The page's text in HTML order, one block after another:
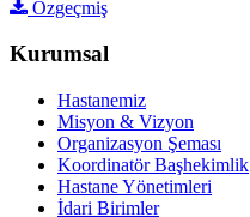
Özgeçmiş
Kurumsal
Hastanemiz
Misyon & Vizyon
Organizasyon Şeması
Koordinatör Başhekimlik
Hastane Yönetimleri
İdari Birimler